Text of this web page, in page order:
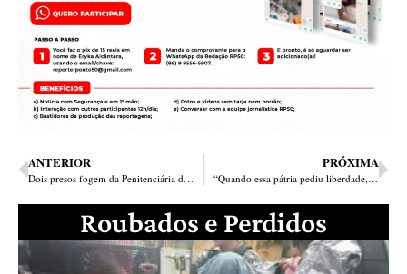
ANTERIOR
Dois presos fogem da Penitenciária de Picos durante a madrugada
PRÓXIMA
“Quando essa pátria pediu liberdade, o 1° que lutou foi o Piauí”, diz governador
Roubados e Perdidos